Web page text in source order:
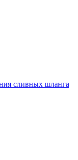
сливных шланга